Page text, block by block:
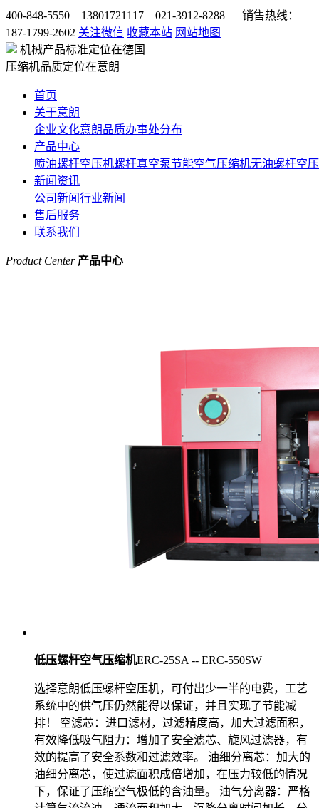
400-848-5550 13801721117 021-3912-8288 销售热线：
187-1799-2602 关注微信 收藏本站 网站地图
机械产品标准定位在德国
压缩机品质定位在意朗
首页
关于意朗
企业文化意朗品质办事处分布
产品中心
喷油螺杆空压机螺杆真空泵节能空气压缩机无油螺杆空
新闻资讯
公司新闻行业新闻
售后服务
联系我们
Product Center 产品中心
低压螺杆空气压缩机ERC-25SA -- ERC-550SW
选择意朗低压螺杆空压机，可付出少一半的电费，工艺
系统中的供气压仍然能得以保证，并且实现了节能减
排！ 空滤芯：进口滤材，过滤精度高，加大过滤面积，
有效降低吸气阻力：增加了安全滤芯、旋风过滤器，有
效的提高了安全系数和过滤效率。 油细分离芯：加大的
油细分离芯，使过滤面积成倍增加，在压力较低的情况
下，保证了压缩空气极低的含油量。 油气分离器：严格